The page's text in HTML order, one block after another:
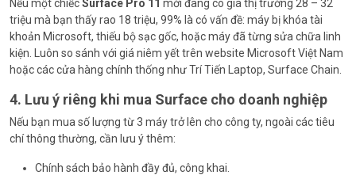
Nếu một chiếcSurface Pro 11 mới đang có giá thị trường 28 – 32
triệu mà bạn thấy rao 18 triệu, 99% là có vấn đề: máy bị khóa tài
khoản Microsoft, thiếu bộ sạc gốc, hoặc máy đã từng sửa chữa linh
kiện. Luôn so sánh với giá niêm yết trên website Microsoft Việt Nam
hoặc các cửa hàng chính thống như Trí Tiến Laptop, Surface Chain.
4. Lưu ý riêng khi mua Surface cho doanh nghiệp
Nếu bạn mua số lượng từ 3 máy trở lên cho công ty, ngoài các tiêu
chí thông thường, cần lưu ý thêm:
Chính sách bảo hành đầy đủ, công khai.